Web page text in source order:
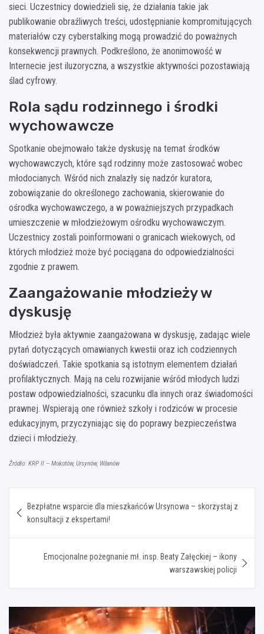
sieci. Uczestnicy dowiedzieli się, że działania takie jak
publikowanie obraźliwych treści, udostępnianie kompromitujących
materiałów czy cyberstalking mogą prowadzić do poważnych
konsekwencji prawnych. Podkreślono, że anonimowość w
Internecie jest iluzoryczna, a wszystkie aktywności pozostawiają
ślad cyfrowy.
Rola sądu rodzinnego i środki
wychowawcze
Spotkanie obejmowało także dyskusję na temat środków
wychowawczych, które sąd rodzinny może zastosować wobec
młodocianych. Wśród nich znalazły się nadzór kuratora,
zobowiązanie do określonego zachowania, skierowanie do
ośrodka wychowawczego, a w poważniejszych przypadkach
umieszczenie w młodzieżowym ośrodku wychowawczym.
Uczestnicy zostali poinformowani o granicach wiekowych, od
których młodzież może być pociągana do odpowiedzialności
zgodnie z prawem.
Zaangażowanie młodzieży w
dyskusję
Młodzież była aktywnie zaangażowana w dyskusję, zadając wiele
pytań dotyczących omawianych kwestii oraz ich codziennych
doświadczeń. Takie spotkania są istotnym elementem działań
profilaktycznych. Mają na celu rozwijanie wśród młodych ludzi
postaw odpowiedzialności, szacunku dla innych oraz świadomości
prawnej. Wspierają one również szkoły i rodziców w procesie
edukacyjnym, przyczyniając się do poprawy bezpieczeństwa
dzieci i młodzieży.
Źródło: KRP II – Mokotów, Ursynów, Wilanów
wpisu
Bezpłatne wsparcie dla mieszkańców Ursynowa – skorzystaj z
konsultacji z ekspertami!
Emocjonalne pożegnanie mł. insp. Beaty Załęckiej – ikony
warszawskiej policji